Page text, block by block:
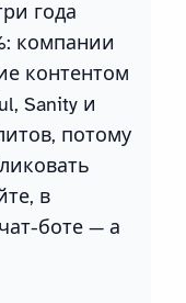
года
компании
контентом
Sanity и
потому
в
боте — а